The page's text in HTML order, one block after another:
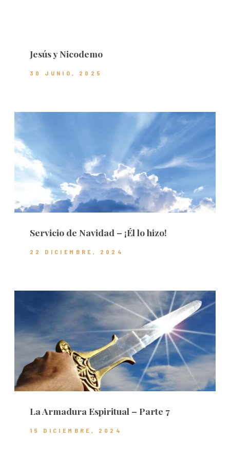
Jesús y Nicodemo
30 JUNIO, 2025
Servicio de Navidad – ¡Él lo hizo!
22 DICIEMBRE, 2024
La Armadura Espiritual – Parte 7
15 DICIEMBRE, 2024